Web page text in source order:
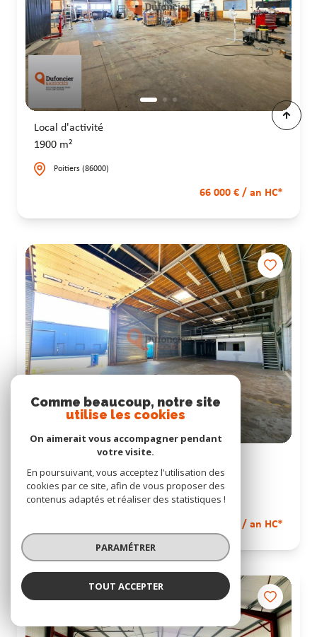
Local d'activité
1900 m²
Poitiers (86000)
66 000 € / an HC*
420 m²
Poitiers (86000)
24 000 € / an HC*
Comme beaucoup, notre site
utilise les cookies
On aimerait vous accompagner pendant
votre visite.
En poursuivant, vous acceptez l'utilisation des
cookies par ce site, afin de vous proposer des
contenus adaptés et réaliser des statistiques !
PARAMÉTRER
TOUT ACCEPTER